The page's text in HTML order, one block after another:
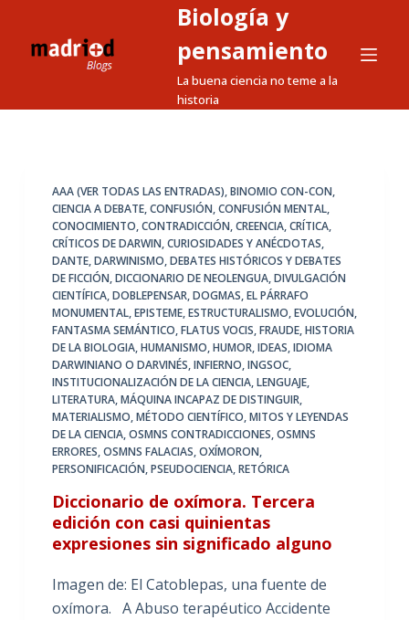
a
Biología y
pensamiento
La buena ciencia no teme a la
historia
AAA (VER TODAS LAS ENTRADAS),BINOMIO CON-CON,
CIENCIA A DEBATE,CONFUSIÓN,CONFUSIÓN MENTAL,
CONOCIMIENTO,CONTRADICCIÓN,CREENCIA,CRÍTICA,
CRÍTICOS DE DARWIN,CURIOSIDADES Y ANÉCDOTAS,
DANTE,DARWINISMO,DEBATES HISTÓRICOS Y DEBATES
DE FICCIÓN,DICCIONARIO DE NEOLENGUA,DIVULGACIÓN
CIENTÍFICA,DOBLEPENSAR,DOGMAS,EL PÁRRAFO
MONUMENTAL,EPISTEME,ESTRUCTURALISMO,EVOLUCIÓN,
FANTASMA SEMÁNTICO,FLATUS VOCIS,FRAUDE,HISTORIA
DE LA BIOLOGIA,HUMANISMO,HUMOR,IDEAS,IDIOMA
DARWINIANO O DARVINÉS,INFIERNO,INGSOC,
INSTITUCIONALIZACIÓN DE LA CIENCIA,LENGUAJE,
LITERATURA,MÁQUINA INCAPAZ DE DISTINGUIR,
MATERIALISMO,MÉTODO CIENTÍFICO,MITOS Y LEYENDAS
DE LA CIENCIA,OSMNS CONTRADICCIONES,OSMNS
ERRORES,OSMNS FALACIAS,OXÍMORON,
PERSONIFICACIÓN,PSEUDOCIENCIA,RETÓRICA
Diccionario de oxímora. Tercera
edición con casi quinientas
expresiones sin significado alguno
Imagen de: El Catoblepas, una fuente de
oxímora. A Abuso terapéutico Accidente